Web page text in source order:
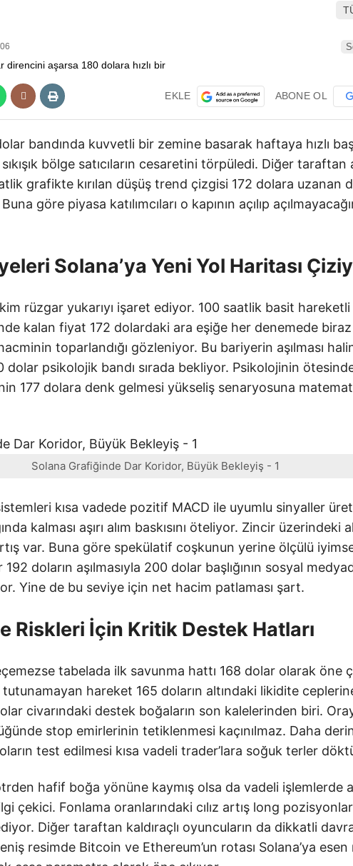
EKLE ABONE OL
bandında kuvvetli bir zemine basarak haftaya hızlı
bölge satıcıların cesaretini törpüledi. Diğer taraftan
grafikte kırılan düşüş trend çizgisi 172 dolara uzanan
göre piyasa katılımcıları o kapının açılıp
Solana’ya Yeni Yol Haritası
rüzgar yukarıyı işaret ediyor. 100 saatlik basit hareketli
kalan fiyat 172 dolardaki ara eşiğe her denemede
toparlandığı gözleniyor. Bu bariyerin aşılması
dolar psikolojik bandı sırada bekliyor. Psikolojinin
177 dolara denk gelmesi yükseliş senaryosuna
Solana Grafiğinde Dar Koridor, Büyük Bekleyiş - 1
kısa vadede pozitif MACD ile uyumlu sinyaller
kalması aşırı alım baskısını öteliyor. Zincir üzerindeki
var. Buna göre spekülatif coşkunun yerine ölçülü
doların aşılmasıyla 200 dolar başlığının sosyal
Yine de bu seviye için net hacim patlaması şart.
Riskleri İçin Kritik Destek Hatları
tabelada ilk savunma hattı 168 dolar olarak öne
hareket 165 doların altındaki likidite
civarındaki destek boğaların son kalelerinden biri.
stop emirlerinin tetiklenmesi kaçınılmaz. Daha
test edilmesi kısa vadeli trader’lara soğuk terler
hafif boğa yönüne kaymış olsa da vadeli işlemlerde
çekici. Fonlama oranlarındaki cılız artış long
Diğer taraftan kaldıraçlı oyuncuların da dikkatli
resimde Bitcoin ve Ethereum’un rotası Solana’ya esen